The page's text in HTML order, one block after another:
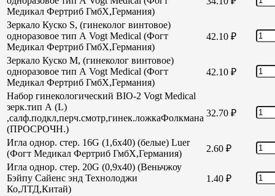
Медикал Фертриб ГмбХ,Германия)
Зеркало Куско S, (гинеколог винтовое)
одноразовое тип А Vogt Medical (Фогт
Медикал Фертриб ГмбХ,Германия)
42.10 ₽
Зеркало Куско М, (гинеколог винтовое)
одноразовое тип А Vogt Medical (Фогт
Медикал Фертриб ГмбХ,Германия)
42.10 ₽
Набор гинекологический BIO-2 Vogt Medical
зерк.тип А (L)
,салф.подкл,перч.смотр,гинек.ложкаФолкмана
(ПРОСРОЧН.)
32.70 ₽
Игла однор. стер. 16G (1,6х40) (белые) Luer
(Фогт Медикал Фертриб ГмбХ,Германия)
2.60 ₽
Игла однор. стер. 20G (0,9х40) (Веньчжоу
Бэйпу Сайенс энд Технолоджи
Ко,ЛТД,Китай)
1.40 ₽